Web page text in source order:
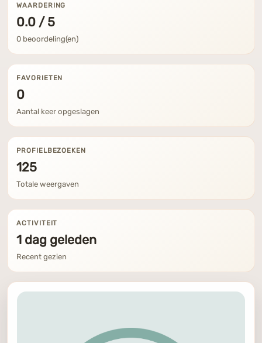
WAARDERING
0.0 / 5
0 beoordeling(en)
FAVORIETEN
0
Aantal keer opgeslagen
PROFIELBEZOEKEN
125
Totale weergaven
ACTIVITEIT
1 dag geleden
Recent gezien